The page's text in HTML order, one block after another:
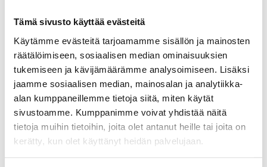
Tämä sivusto käyttää evästeitä
Käytämme evästeitä tarjoamamme sisällön ja mainosten
räätälöimiseen, sosiaalisen median ominaisuuksien
tukemiseen ja kävijämäärämme analysoimiseen. Lisäksi
jaamme sosiaalisen median, mainosalan ja analytiikka-
alan kumppaneillemme tietoja siitä, miten käytät
sivustoamme. Kumppanimme voivat yhdistää näitä
tietoja muihin tietoihin, joita olet antanut heille tai joita on
kerätty, kun olet käyttänyt heidän palvelujaan.
Haluaisiko yhdistyksesi tai seurasi tienata
heinäkuussa?
Etsimme heinäkuun iltatoreille 3.7., 10.7., 17.7., 24.7. ja 31.7.